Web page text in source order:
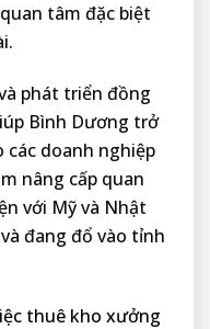
tâm đặc biệt
phát triển đồng
Bình Dương trở
doanh nghiệp
nâng cấp quan
với Mỹ và Nhật
đang đổ vào tỉnh
thuê kho xưởng